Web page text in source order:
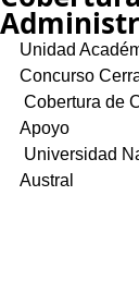
Unidad
Concurso
Cobertura de
Apoyo
Universidad
Austral